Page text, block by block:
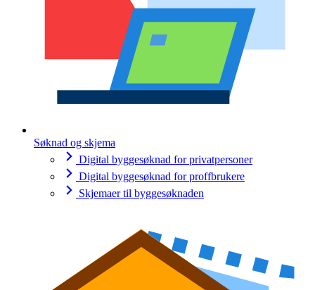
Søknad og skjema
Digital byggesøknad for privatpersoner
Digital byggesøknad for proffbrukere
Skjemaer til byggesøknaden